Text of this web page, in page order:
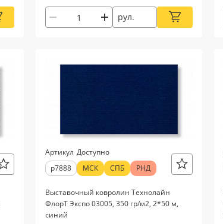
рул.
Артикул
р7888
Доступно
МСК
СПБ РНД
Выставочный ковролин Технолайн
ФлорТ Экспо 03005, 350 гр/м2, 2*50 м,
синий